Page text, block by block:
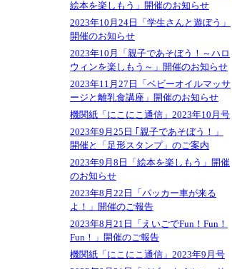
絵本を楽しもう」開催のお知らせ
2023年10月24日「学生さんと遊ぼう」
開催のお知らせ
2023年10月「親子であそぼう！～ハロ
ウィンを楽しもう～」開催のお知らせ
2023年11月27日「ベビーオイルマッサ
ージと離乳食講座」開催のお知らせ
機関紙「にこにこ通信」2023年10月号
2023年9月25日 ｢親子であそぼう！」
開催と「足形スタンプ」のご案内
2023年9月8日「絵本を楽しもう」開催
のお知らせ
2023年8月22日「パッカー車が来る
よ！」開催のご報告
2023年8月21日「えいごでFun！Fun！
Fun！」開催のご報告
機関紙「にこにこ通信」2023年9月号